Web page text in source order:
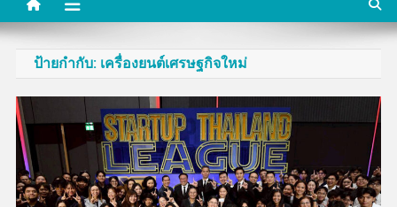
ป้ายกำกับ: เครื่องยนต์เศรษฐกิจใหม่